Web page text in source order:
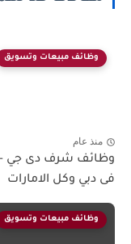
وظائف مبيعات وتسويق
منذ عام
وظائف شرف دى جي
فى دبي وكل الامارات
وظائف مبيعات وتسويق